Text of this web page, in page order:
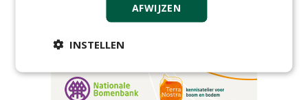
AFWIJZEN
INSTELLEN